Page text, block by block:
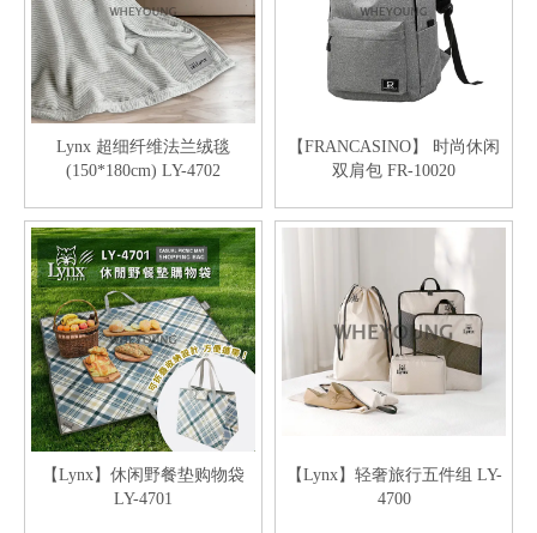
Lynx 超细纤维法兰绒毯
(150*180cm) LY-4702
【FRANCASINO】 时尚休闲
双肩包 FR-10020
【Lynx】休闲野餐垫购物袋
LY-4701
【Lynx】轻奢旅行五件组 LY-
4700